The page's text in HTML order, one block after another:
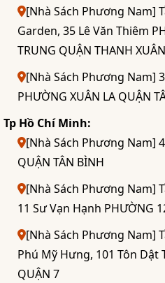
[Nhà Sách Phương Nam]
Garden, 35 Lê Văn Thiêm
TRUNG QUẬN THANH XUÂN
[Nhà Sách Phương Nam]
PHƯỜNG XUÂN LA QUẬN
Tp Hồ Chí Minh:
[Nhà Sách Phương Nam]
QUẬN TÂN BÌNH
[Nhà Sách Phương Nam]
11 Sư Vạn Hạnh PHƯỜNG
[Nhà Sách Phương Nam]
Phú Mỹ Hưng, 101 Tôn Dật
QUẬN 7